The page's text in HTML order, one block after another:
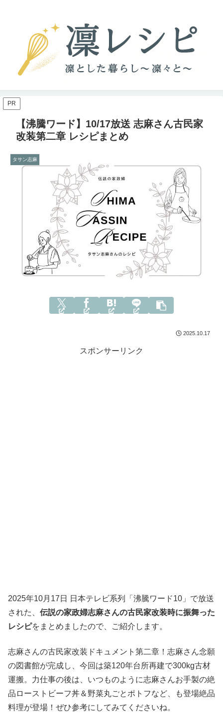
PR
【沸騰ワード】10/17放送 志麻さん古民家
改装第二章 レシピまとめ
タサン志麻
2025.10.17
スポンサーリンク
2025年10月17日 日本テレビ系列「沸騰ワード10」で放送
された、 伝説の家政婦志麻さんの古民家改装時に振舞った
レシピをまとめましたので、ご紹介します。
志麻さんの古民家改装ドキュメント第二章！志麻さん念願
の図書館が完成し、今回は築120年台所再建で300kg古材
運搬。力仕事の後は、いつものように志麻さんお手製の絶
品ローストビーフ丼＆野菜丸ごとポトフなど、も登場絶品
料理が登場！ぜひ参考にしてみてくださいね。